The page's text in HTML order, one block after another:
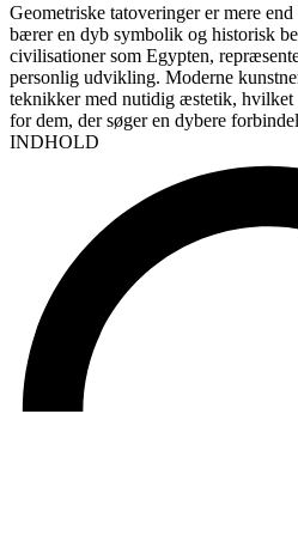
Geometriske tatoveringer er mere
bærer en dyb symbolik og historisk
civilisationer som Egypten,
personlig udvikling. Moderne
teknikker med nutidig æstetik,
for dem, der søger en dybere
INDHOLD